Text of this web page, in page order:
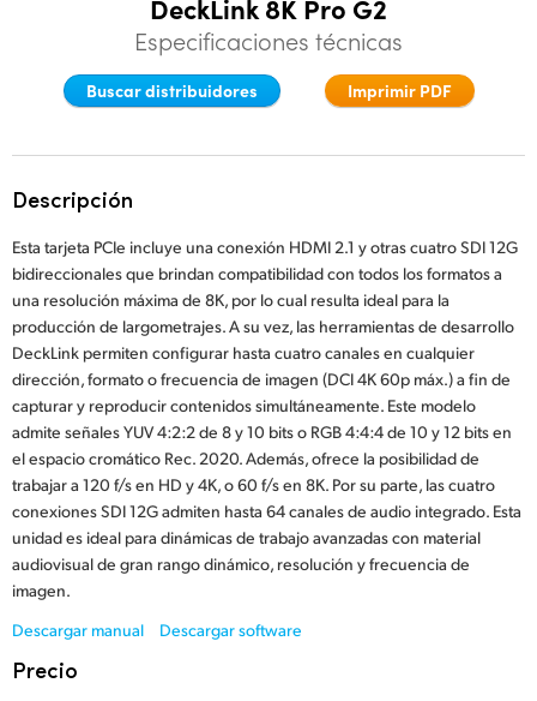
Especificaciones
France
Italy
Japan
Korea
Mexico
Malaysia
Netherlands
Norway
DeckLink 8K Pro G2
Especificaciones técnicas
Buscar distribuidores Imprimir PDF
Descripción
Esta tarjeta PCIe incluye una conexión HDMI 2.1 y otras cuatro SDI 12G
bidireccionales que brindan compatibilidad con todos los formatos a
una resolución máxima de 8K, por lo cual resulta ideal para la
producción de largometrajes. A su vez, las herramientas de desarrollo
DeckLink permiten configurar hasta cuatro canales en cualquier
dirección, formato o frecuencia de imagen (DCI 4K 60p máx.) a fin de
capturar y reproducir contenidos simultáneamente. Este modelo
admite señales YUV 4:2:2 de 8 y 10 bits o RGB 4:4:4 de 10 y 12 bits en
el espacio cromático Rec. 2020. Además, ofrece la posibilidad de
trabajar a 120 f/s en HD y 4K, o 60 f/s en 8K. Por su parte, las cuatro
conexiones SDI 12G admiten hasta 64 canales de audio integrado. Esta
unidad es ideal para dinámicas de trabajo avanzadas con material
audiovisual de gran rango dinámico, resolución y frecuencia de
imagen.
Descargar manual
Descargar software
Precio